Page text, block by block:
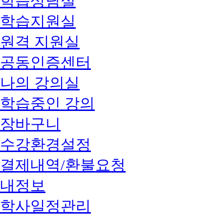
학습지원실
원격 지원실
공동인증센터
나의 강의실
학습중인 강의
장바구니
수강환경설정
결제내역/환불요청
내정보
학사일정관리